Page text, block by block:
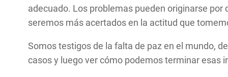
adecuado. Los problemas pueden originarse
seremos más acertados en la actitud que
Somos testigos de la falta de paz en el mundo,
casos y luego ver cómo podemos terminar esas